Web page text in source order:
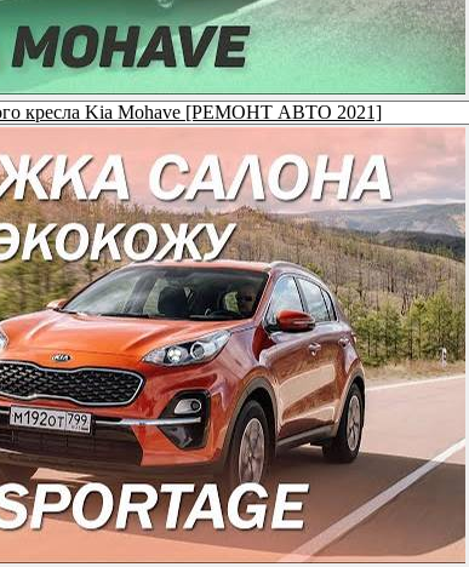
кресла Kia Mohave [РЕМОНТ АВТО 2021]